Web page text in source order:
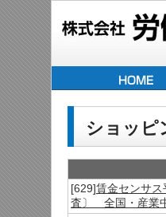
ショッピ
[629]賃金センサ
査〕 全国・産業